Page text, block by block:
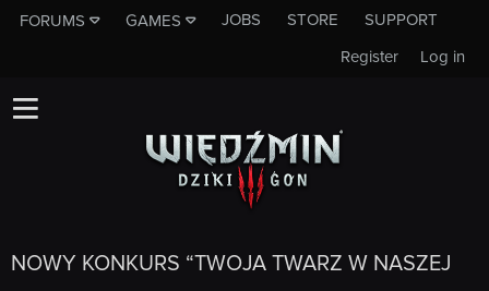
FORUMS GAMES JOBS STORE
SUPPORT
Log in
Register
NOWY KONKURS “TWOJA TWARZ W NASZEJ